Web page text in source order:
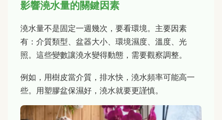
影響澆水量的關鍵因素
澆水量不是固定一週幾次，要看環境。主要因素
有：介質類型、盆器大小、環境濕度、溫度、光
照。這些變數讓澆水變得動態，需要觀察調整。
例如，用樹皮當介質，排水快，澆水頻率可能高一
些。用塑膠盆保濕好，澆水就要更謹慎。